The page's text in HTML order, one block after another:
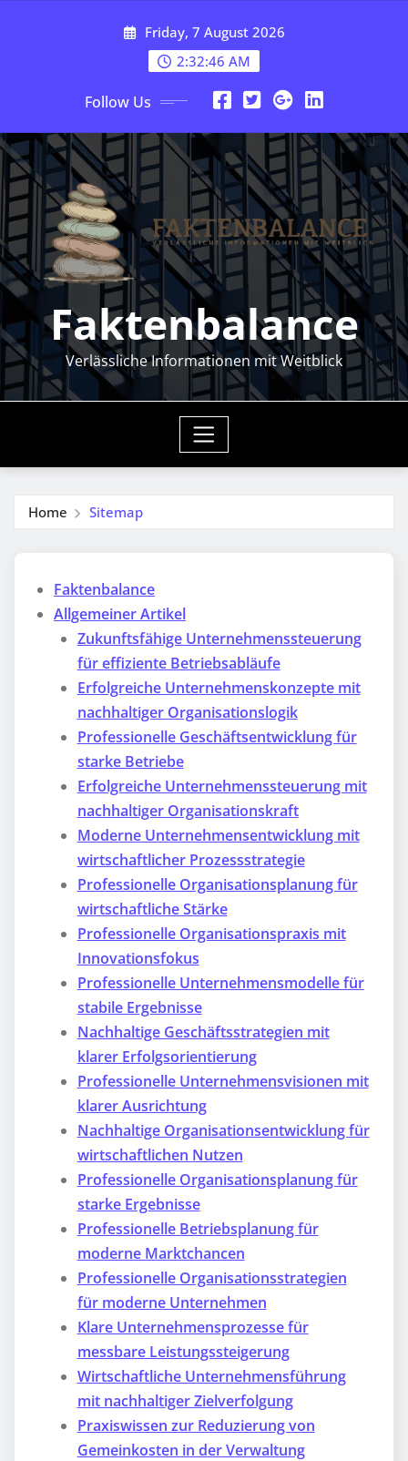
Friday, 7 August 2026
2:32:47 AM
Follow Us
Faktenbalance
Verlässliche Informationen mit Weitblick
Home Sitemap
Faktenbalance
Allgemeiner Artikel
Zukunftsfähige Unternehmenssteuerung
für effiziente Betriebsabläufe
Erfolgreiche Unternehmenskonzepte mit
nachhaltiger Organisationslogik
Professionelle Geschäftsentwicklung für
starke Betriebe
Erfolgreiche Unternehmenssteuerung mit
nachhaltiger Organisationskraft
Moderne Unternehmensentwicklung mit
wirtschaftlicher Prozessstrategie
Professionelle Organisationsplanung für
wirtschaftliche Stärke
Professionelle Organisationspraxis mit
Innovationsfokus
Professionelle Unternehmensmodelle für
stabile Ergebnisse
Nachhaltige Geschäftsstrategien mit
klarer Erfolgsorientierung
Professionelle Unternehmensvisionen mit
klarer Ausrichtung
Nachhaltige Organisationsentwicklung für
wirtschaftlichen Nutzen
Professionelle Organisationsplanung für
starke Ergebnisse
Professionelle Betriebsplanung für
moderne Marktchancen
Professionelle Organisationsstrategien
für moderne Unternehmen
Klare Unternehmensprozesse für
messbare Leistungssteigerung
Wirtschaftliche Unternehmensführung
mit nachhaltiger Zielverfolgung
Praxiswissen zur Reduzierung von
Gemeinkosten in der Verwaltung